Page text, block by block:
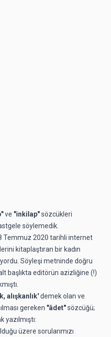
ve "inkilap"sözcükleri
söylemedik.
Temmuz 2020 tarihli internet
kitaplaştıran bir kadın
Söyleşi metninde doğru
başlıkta editörün azizliğine (!)
alışkanlık'demek olan ve
gereken "âdet"sözcüğü;
yazılmıştı:
üzere sorularımızı